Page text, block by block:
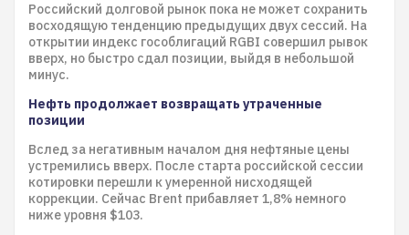
Российский долговой рынок пока не может сохранить
восходящую тенденцию предыдущих двух сессий. На
открытии индекс гособлигаций RGBI совершил рывок
вверх, но быстро сдал позиции, выйдя в небольшой
минус.
Нефть продолжает возвращать утраченные
позиции
Вслед за негативным началом дня нефтяные цены
устремились вверх. После старта российской сессии
котировки перешли к умеренной нисходящей
коррекции. Сейчас Brent прибавляет 1,8% немного
ниже уровня $103.